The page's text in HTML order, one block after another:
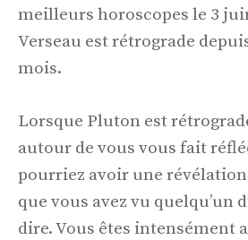
meilleurs horoscopes le 3
Verseau est rétrograde
mois.
Lorsque Pluton est
autour de vous vous fait
pourriez avoir une révélation
que vous avez vu quelqu’un
dire. Vous êtes intensément